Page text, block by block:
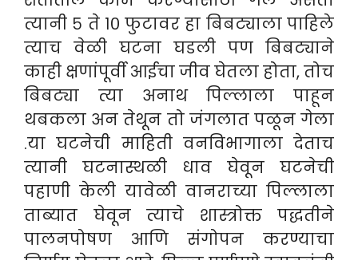
त्यानी ५ ते १० फुटावर हा बिबट्याला पाहिले
त्याच वेळी घटना घडली पण बिबट्याने
काही क्षणांपूर्वी आईचा जीव घेतला होता, तोच
बिबट्या त्या अनाथ पिल्लाला पाहून
थबकला अन तेथून तो जंगलात पळून गेला
.या घटनेची माहिती वनविभागाला देताच
त्यानी घटनास्थळी धाव घेवून घटनेची
पहाणी केली यावेळी वानराच्या पिल्लाला
ताब्यात घेवून त्याचे शास्त्रोक्त पद्धतीने
पालनपोषण आणि संगोपन करण्याचा